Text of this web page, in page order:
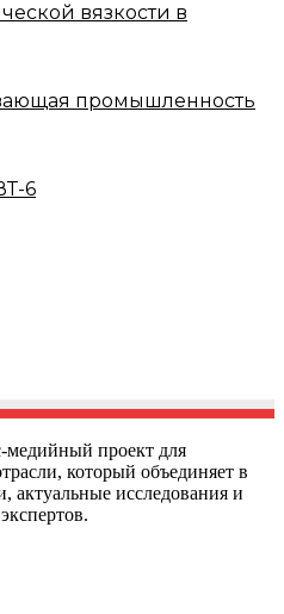
вязкости в
промышленность
6
проект для
который объединяет в
актуальные исследования и